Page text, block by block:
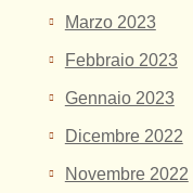
Marzo 2023
Febbraio 2023
Gennaio 2023
Dicembre 2022
Novembre 2022